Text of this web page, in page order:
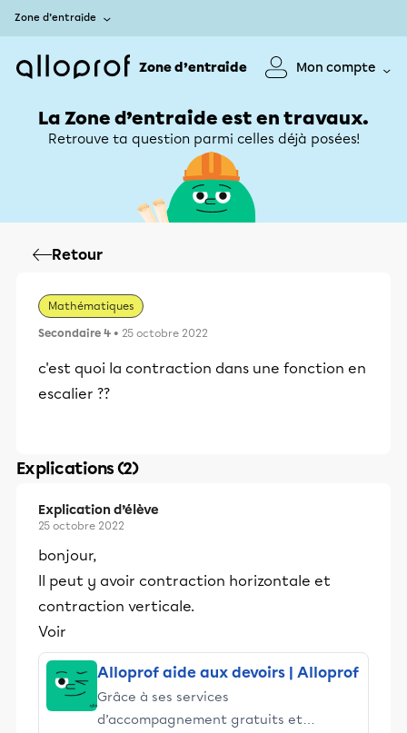
Zone d’entraide
Zone d’entraide Mon compte
La Zone d’entraide est en travaux.
Retrouve ta question parmi celles déjà posées!
Retour
Mathématiques
Secondaire 4 • 25 octobre 2022
c'est quoi la contraction dans une fonction en
escalier ??
Explications (2)
Explication d’élève
25 octobre 2022
bonjour,
Il peut y avoir contraction horizontale et
contraction verticale.
Voir
Alloprof aide aux devoirs | Alloprof
Grâce à ses services
d’accompagnement gratuits et